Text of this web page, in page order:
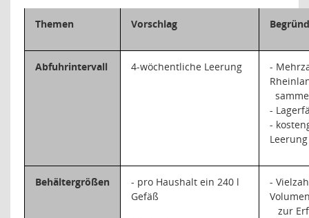
Themen Vorschlag
Abfuhrintervall 4-wöchentliche Leerung
-
-
-
Leerung
Behältergrößen
- pro Haushalt ein 240 l
Gefäß
-
zur